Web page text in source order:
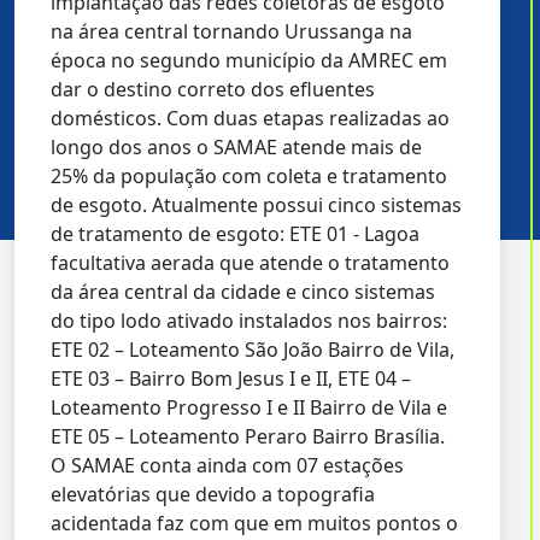
Nosso propósito é garantir que nossos clientes
tenham saneamento básico de qualidade.
na área central tornando Urussanga na
época no segundo município da AMREC em
dar o destino correto dos efluentes
domésticos. Com duas etapas realizadas ao
longo dos anos o SAMAE atende mais de
25% da população com coleta e tratamento
de esgoto. Atualmente possui cinco sistemas
de tratamento de esgoto: ETE 01 - Lagoa
facultativa aerada que atende o tratamento
da área central da cidade e cinco sistemas
do tipo lodo ativado instalados nos bairros:
ETE 02 – Loteamento São João Bairro de Vila,
ETE 03 – Bairro Bom Jesus I e II, ETE 04 –
Loteamento Progresso I e II Bairro de Vila e
ETE 05 – Loteamento Peraro Bairro Brasília.
O SAMAE conta ainda com 07 estações
elevatórias que devido a topografia
acidentada faz com que em muitos pontos o